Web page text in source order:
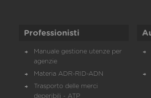
Professionisti
Manuale gestione utenze per
agenzie
Materia ADR-RID-ADN
Trasporto delle merci
deperibili - ATP